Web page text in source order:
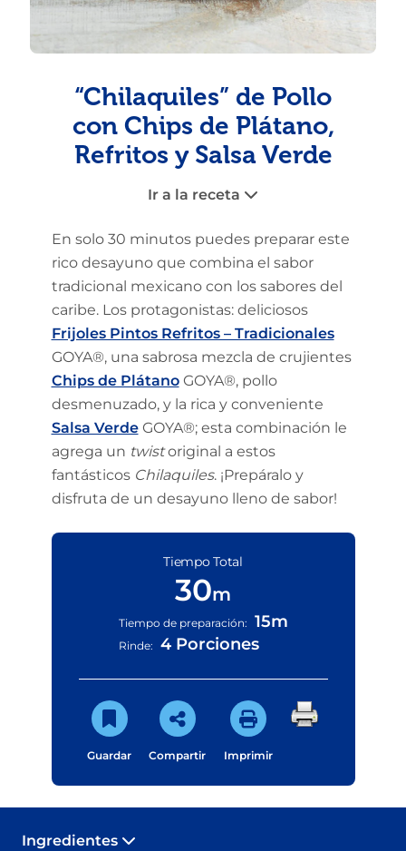
“Chilaquiles” de Pollo
con Chips de Plátano,
Refritos y Salsa Verde
Ir a la receta
En solo 30 minutos puedes preparar este
rico desayuno que combina el sabor
tradicional mexicano con los sabores del
caribe. Los protagonistas: deliciosos
Frijoles Pintos Refritos – Tradicionales
GOYA®, una sabrosa mezcla de crujientes
Chips de PlátanoGOYA®, pollo
desmenuzado, y la rica y conveniente
Salsa VerdeGOYA®; esta combinación le
agrega un twistoriginal a estos
fantásticos Chilaquiles. ¡Prepáralo y
disfruta de un desayuno lleno de sabor!
Tiempo Total
30m
Tiempo de preparación: 15m
Rinde: 4 Porciones
Guardar Compartir Imprimir
Ingredientes